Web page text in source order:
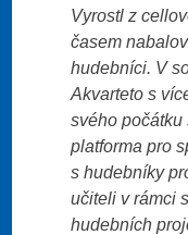
Vyrostl z
časem
hudebníci. V
Akvarteto s
svého počátku
platforma pro
s hudebníky
učiteli v rámci
hudebních